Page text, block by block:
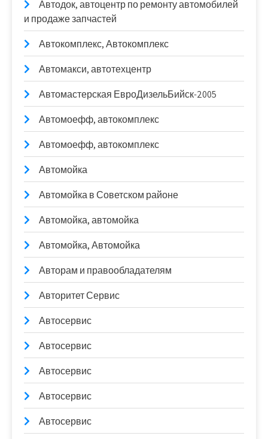
Автодок, автоцентр по ремонту автомобилей
и продаже запчастей
Автокомплекс, Автокомплекс
Автомакси, автотехцентр
Автомастерская ЕвроДизельБийск-2005
Автомоефф, автокомплекс
Автомоефф, автокомплекс
Автомойка
Автомойка в Советском районе
Автомойка, автомойка
Автомойка, Автомойка
Авторам и правообладателям
Авторитет Сервис
Автосервис
Автосервис
Автосервис
Автосервис
Автосервис